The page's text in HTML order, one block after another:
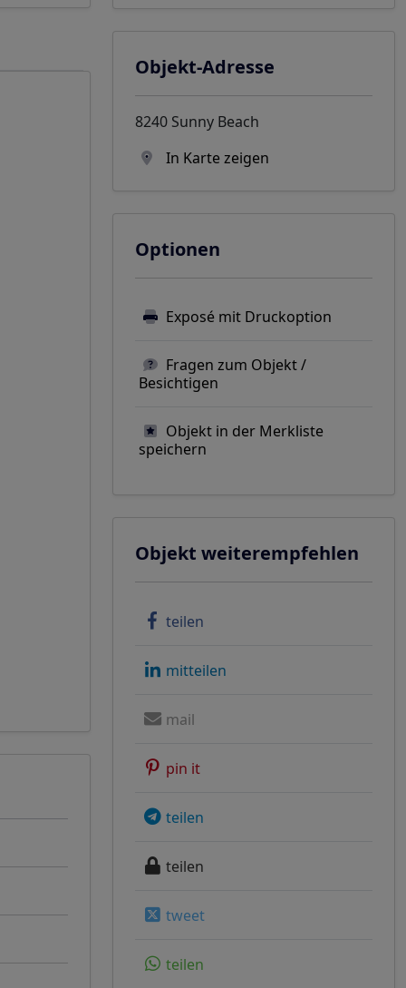
Objekt-Adresse
8240 Sunny Beach
In Karte zeigen
Optionen
Exposé mit Druckoption
Fragen zum Objekt /
Besichtigen
Objekt in der Merkliste
speichern
Objekt weiterempfehlen
teilen
mitteilen
mail
pin it
teilen
teilen
tweet
teilen